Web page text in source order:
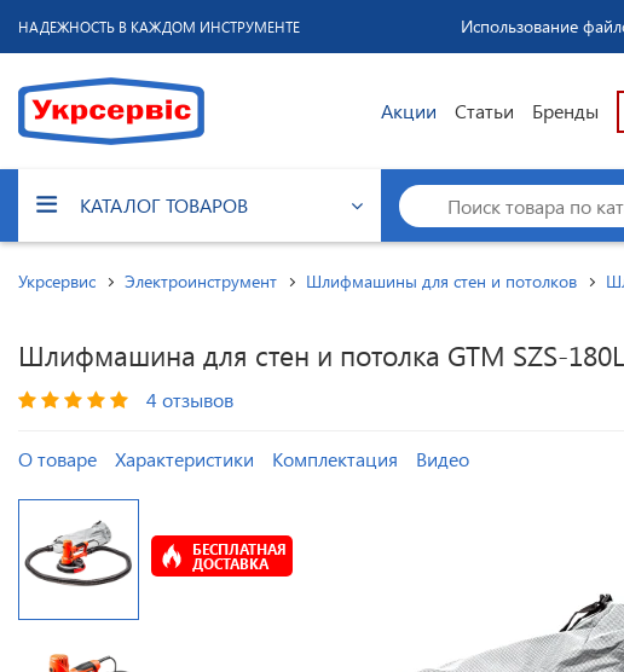
НАДЕЖНОСТЬ В КАЖДОМ ИНСТРУМЕНТЕ Использование
Акции Статьи Бренды
КАТАЛОГ ТОВАРОВ
Укрсервис Электроинструмент Шлифмашины для стен и потолков
Шлифмашина для стен и потолка GTM SZS-180L
4 отзывов
О товаре Характеристики Комплектация Видео
БЕСПЛАТНАЯ
ДОСТАВКА